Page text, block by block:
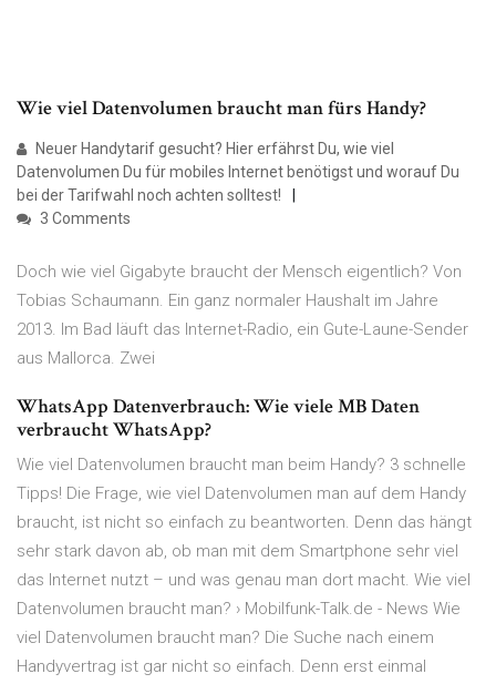
Wie viel Datenvolumen braucht man fürs Handy?
Neuer Handytarif gesucht? Hier erfährst Du, wie viel
Datenvolumen Du für mobiles Internet benötigst und worauf Du
bei der Tarifwahl noch achten solltest!
3 Comments
Doch wie viel Gigabyte braucht der Mensch eigentlich? Von
Tobias Schaumann. Ein ganz normaler Haushalt im Jahre
2013. Im Bad läuft das Internet-Radio, ein Gute-Laune-Sender
aus Mallorca. Zwei
WhatsApp Datenverbrauch: Wie viele MB Daten
verbraucht WhatsApp?
Wie viel Datenvolumen braucht man beim Handy? 3 schnelle
Tipps! Die Frage, wie viel Datenvolumen man auf dem Handy
braucht, ist nicht so einfach zu beantworten. Denn das hängt
sehr stark davon ab, ob man mit dem Smartphone sehr viel
das Internet nutzt – und was genau man dort macht. Wie viel
Datenvolumen braucht man? › Mobilfunk-Talk.de - News Wie
viel Datenvolumen braucht man? Die Suche nach einem
Handyvertrag ist gar nicht so einfach. Denn erst einmal